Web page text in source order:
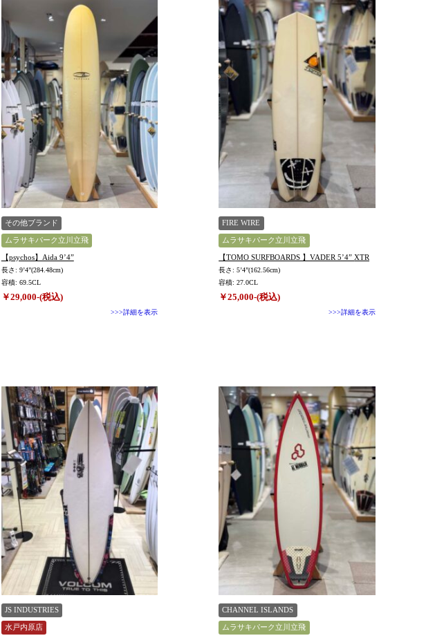
その他ブランド
ムラサキパーク立川立飛
【psychos】Aida 9’4”
長さ: 9’4”(284.48cm)
容積: 69.5CL
￥29,000-(税込)
>>>詳細を表示
FIRE WIRE
ムラサキパーク立川立飛
【TOMO SURFBOARDS 】VADER 5’4” XTR
長さ: 5’4”(162.56cm)
容積: 27.0CL
￥25,000-(税込)
>>>詳細を表示
JS INDUSTRIES
水戸内原店
CHANNEL ISLANDS
ムラサキパーク立川立飛